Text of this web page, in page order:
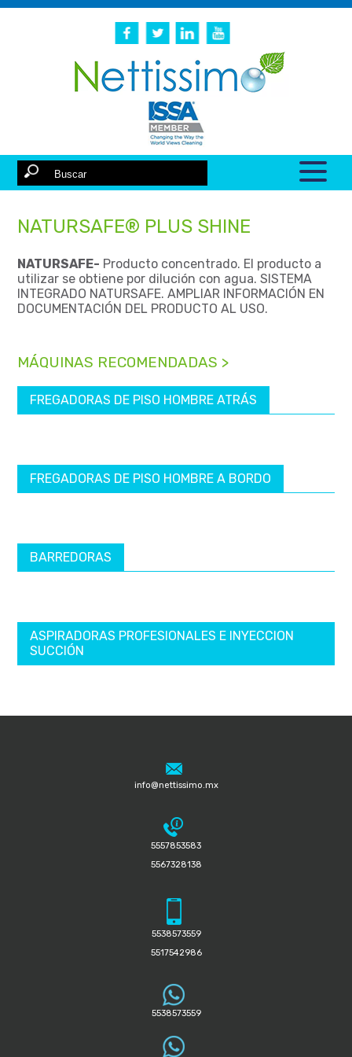
NATURSAFE® PLUS SHINE
NATURSAFE- Producto concentrado. El producto a
utilizar se obtiene por dilución con agua. SISTEMA
INTEGRADO NATURSAFE. AMPLIAR INFORMACIÓN EN
DOCUMENTACIÓN DEL PRODUCTO AL USO.
MÁQUINAS RECOMENDADAS >
FREGADORAS DE PISO HOMBRE ATRÁS
FREGADORAS DE PISO HOMBRE A BORDO
BARREDORAS
ASPIRADORAS PROFESIONALES E INYECCION
SUCCIÓN
info@nettissimo.mx
5557853583
5567328138
5538573559
5517542986
5538573559